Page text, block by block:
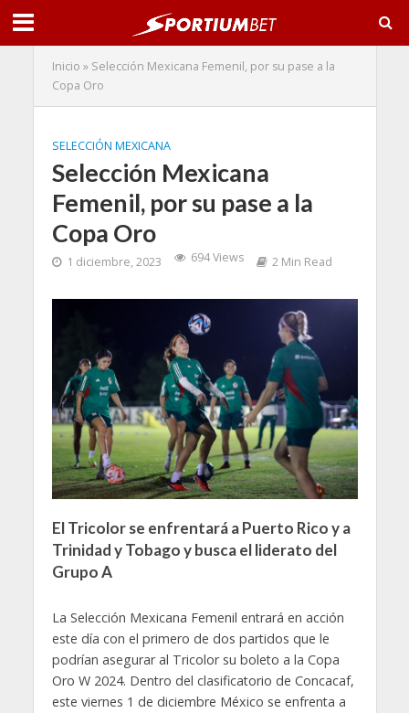
Inicio » Selección Mexicana Femenil, por su pase a la
Copa Oro
SELECCIÓN MEXICANA
Selección Mexicana
Femenil, por su pase a la
Copa Oro
1 diciembre, 2023 694 Views 2 Min Read
El Tricolor se enfrentará a Puerto Rico y a
Trinidad y Tobago y busca el liderato del
Grupo A
La Selección Mexicana Femenil entrará en acción
este día con el primero de dos partidos que le
podrían asegurar al Tricolor su boleto a la Copa
Oro W 2024. Dentro del clasificatorio de Concacaf,
este viernes 1 de diciembre México se enfrenta a